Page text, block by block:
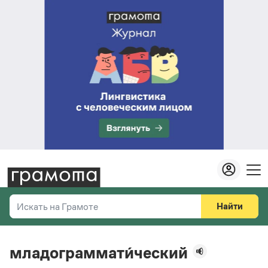
Искать на Грамоте
Справочная служба
Найти
младограммати́ческий